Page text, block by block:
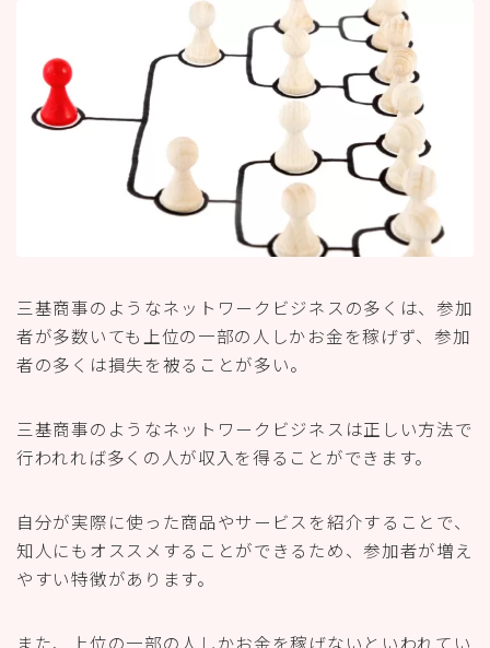
三基商事のようなネットワークビジネスの多くは、参加
者が多数いても上位の一部の人しかお金を稼げず、参加
者の多くは損失を被ることが多い。
三基商事のようなネットワークビジネスは正しい方法で
行われれば多くの人が収入を得ることができます。
自分が実際に使った商品やサービスを紹介することで、
知人にもオススメすることができるため、参加者が増え
やすい特徴があります。
また、上位の一部の人しかお金を稼げないといわれてい